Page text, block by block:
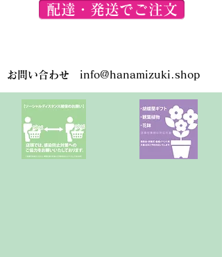
配達・発送でご注文
お問い合わせ info@hanamizuki.shop